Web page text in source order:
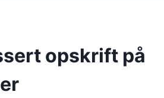
opskrift på